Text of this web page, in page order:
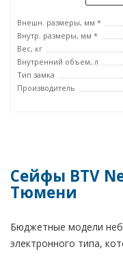
Внешн. размеры, мм *
Внутр. размеры, мм *
Вес, кг
Внутренний объем, л
Тип замка
Производитель
Сейфы BTV
Тюмени
Бюджетные модели
электронного типа,